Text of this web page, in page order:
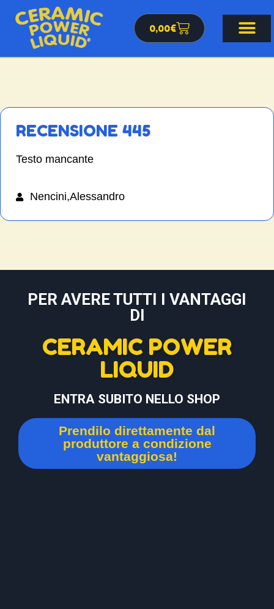
0,00€
RECENSIONE 445
Testo mancante
Nencini,Alessandro
PER AVERE TUTTI I VANTAGGI
DI
CERAMIC POWER
LIQUID
ENTRA SUBITO NELLO SHOP
Prendilo direttamente dal
produttore a condizione
vantaggiosa!